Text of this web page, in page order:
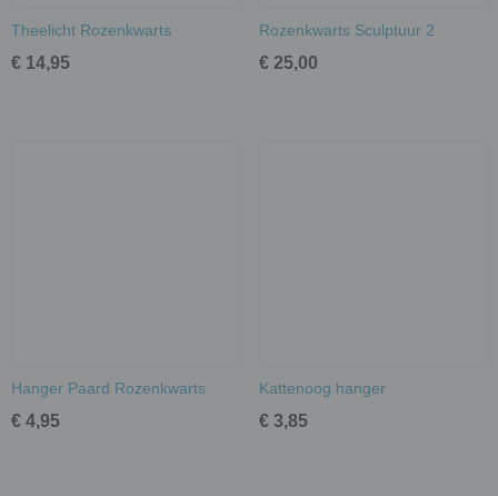
Theelicht Rozenkwarts
€ 14,95
Rozenkwarts Sculptuur 2
€ 25,00
Hanger Paard Rozenkwarts
€ 4,95
Kattenoog hanger
€ 3,85